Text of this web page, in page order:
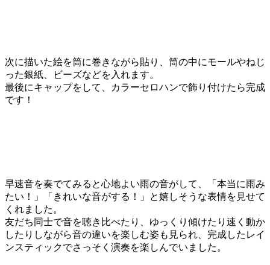
次に描いた絵を筒に巻きながら貼り、筒の中にモールやねじ
った銀紙、ビーズなどを入れます。
最後にキャップをして、カラーセロハンで飾り付けたら完成
です！
早速音を奏でてみると心地よい雨の音がして、「本当に雨み
たい！」「きれいな音がする！」と嬉しそうな表情を見せて
くれました。
友だち同士で音を聴き比べたり、ゆっくり傾けたり速く動か
したりしながら音の違いを楽しむ姿も見られ、完成したレイ
ンスティックでさっそく演奏を楽しんでいました。